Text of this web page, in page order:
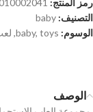
رمز المنتج:
التصنيف: baby
الوسوم:
baby, toys
,
الوصف